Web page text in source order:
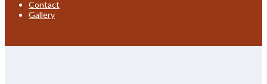
Contact
Gallery